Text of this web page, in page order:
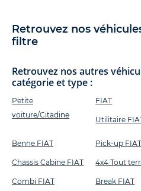
Retrouvez nos
filtre
Retrouvez nos autres
catégorie et type :
Petite
voiture/Citadine
FIAT
Utilitaire
Benne FIAT
Chassis Cabine FIAT
Combi FIAT
Pick-up FIAT
4x4 Tout
Break FIAT